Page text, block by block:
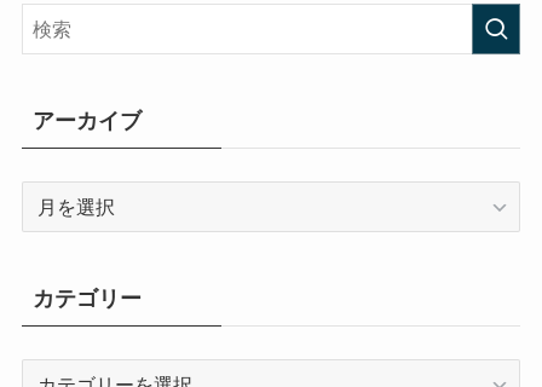
アーカイブ
ブ
カテゴリー